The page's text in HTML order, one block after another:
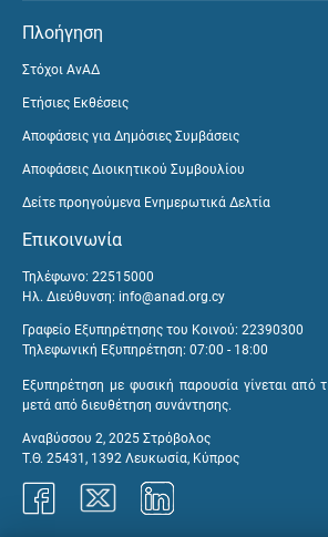
Πλοήγηση
Στόχοι ΑνΑΔ
Ετήσιες Εκθέσεις
Αποφάσεις για Δημόσιες Συμβάσεις
Αποφάσεις Διοικητικού Συμβουλίου
Δείτε προηγούμενα Ενημερωτικά Δελτία
Επικοινωνία
Τηλέφωνο: 22515000
Ηλ. Διεύθυνση: info@anad.org.cy
Γραφείο Εξυπηρέτησης του Κοινού: 22390300
Τηλεφωνική Εξυπηρέτηση: 07:00 - 18:00
Εξυπηρέτηση με φυσική παρουσία γίνεται από
μετά από διευθέτηση συνάντησης.
Αναβύσσου 2, 2025 Στρόβολος
Τ.Θ. 25431, 1392 Λευκωσία, Κύπρος